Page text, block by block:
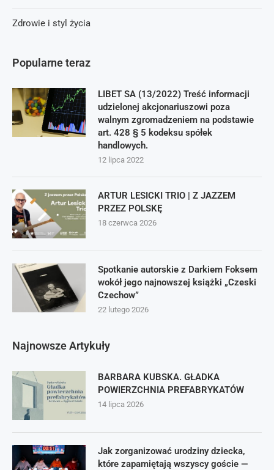
Popularne teraz
LIBET SA (13/2022) Treść informacji
udzielonej akcjonariuszowi poza
walnym zgromadzeniem na podstawie
art. 428 § 5 kodeksu spółek
handlowych.
12 lipca 2022
ARTUR LESICKI TRIO | Z JAZZEM
PRZEZ POLSKĘ
18 czerwca 2026
Spotkanie autorskie z Darkiem Foksem
wokół jego najnowszej książki „Czeski
Czechow”
22 lutego 2026
Najnowsze Artykuły
BARBARA KUBSKA. GŁADKA
POWIERZCHNIA PREFABRYKATÓW
14 lipca 2026
Jak zorganizować urodziny dziecka,
które zapamiętają wszyscy goście —
Zdrowie i styl życia